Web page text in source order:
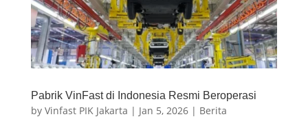
Pabrik VinFast di Indonesia Resmi Beroperasi
by Vinfast PIK Jakarta | Jan 5, 2026| Berita